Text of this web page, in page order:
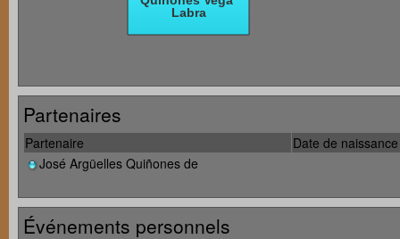
Partenaires
Partenaire
Date de naissance
José Argüelles Quiñones de
Événements personnels